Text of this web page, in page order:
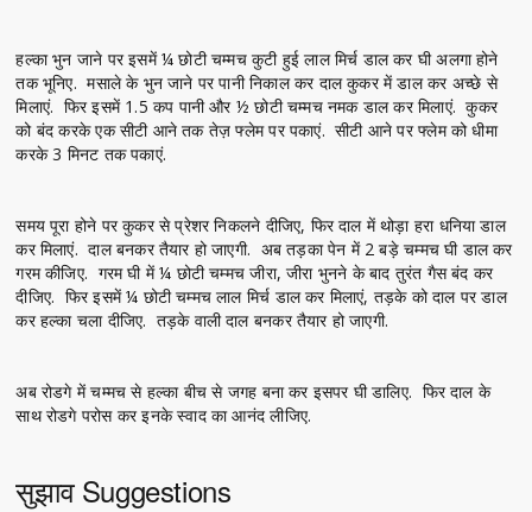
हल्का भुन जाने पर इसमें ¼ छोटी चम्मच कुटी हुई लाल मिर्च डाल कर घी अलगा होने
तक भूनिए. मसाले के भुन जाने पर पानी निकाल कर दाल कुकर में डाल कर अच्छे से
मिलाएं. फिर इसमें 1.5 कप पानी और ½ छोटी चम्मच नमक डाल कर मिलाएं. कुकर
को बंद करके एक सीटी आने तक तेज़ फ्लेम पर पकाएं. सीटी आने पर फ्लेम को धीमा
करके 3 मिनट तक पकाएं.
समय पूरा होने पर कुकर से प्रेशर निकलने दीजिए, फिर दाल में थोड़ा हरा धनिया डाल
कर मिलाएं. दाल बनकर तैयार हो जाएगी. अब तड़का पेन में 2 बड़े चम्मच घी डाल कर
गरम कीजिए. गरम घी में ¼ छोटी चम्मच जीरा, जीरा भुनने के बाद तुरंत गैस बंद कर
दीजिए. फिर इसमें ¼ छोटी चम्मच लाल मिर्च डाल कर मिलाएं, तड़के को दाल पर डाल
कर हल्का चला दीजिए. तड़के वाली दाल बनकर तैयार हो जाएगी.
अब रोडगे में चम्मच से हल्का बीच से जगह बना कर इसपर घी डालिए. फिर दाल के
साथ रोडगे परोस कर इनके स्वाद का आनंद लीजिए.
सुझाव Suggestions